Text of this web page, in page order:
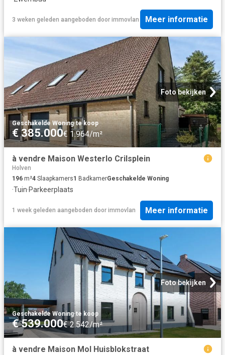
3 weken geleden aangeboden door immovlan Meer informatie
Foto bekijken
Geschakelde Woning·te koop
€ 385.000€ 1.964/m²
à vendre Maison Westerlo Crilsplein
Holven
196 m²4 Slaapkamers1 BadkamerGeschakelde Woning
·Tuin·Parkeerplaats
1 week geleden aangeboden door immovlan Meer informatie
Foto bekijken
Geschakelde Woning·te koop
€ 539.000€ 2.542/m²
à vendre Maison Mol Huisblokstraat